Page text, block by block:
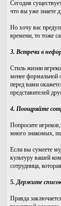
Сегодня
что вы уже знаете
Но хочу вас
времени, то тоже
3. Встречи в
Стиль жизни
менее формальной
перед вами
представителей
4. Поощряйте
Попросите
много знакомых,
Если вы сумеете
культуру вашей
сотрудница,
5. Держите
Правда